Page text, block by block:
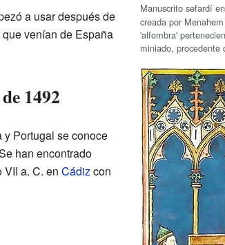
Manuscrito sefardí
creada por
'alfombra'
miniado, procedente
a usar después de
venían de España
1492
Portugal se conoce
han encontrado
a. C. en Cádizcon